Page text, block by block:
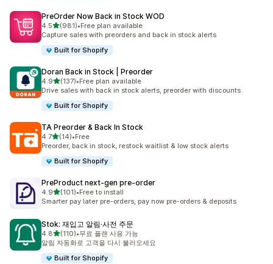
PreOrder Now Back in Stock WOD
4.5별 5개 중
(981)
총 리뷰 981개
•Free plan available
Capture sales with preorders and back in stock alerts
Built for Shopify
Doran Back in Stock | Preorder
4.9별 5개 중
(137)
총 리뷰 137개
•Free plan available
Drive sales with back in stock alerts, preorder with discounts
Built for Shopify
TA Preorder & Back In Stock
4.7별 5개 중
(14)
총 리뷰 14개
•Free
Preorder, back in stock, restock waitlist & low stock alerts
Built for Shopify
PreProduct next‑gen pre‑order
4.9별 5개 중
(101)
총 리뷰 101개
•Free to install
Smarter pay later pre-orders, pay now pre-orders & deposits
Stok: 재입고 알림·사전 주문
4.8별 5개 중
(110)
총 리뷰 110개
•무료 플랜 사용 가능
알림 자동화로 고객을 다시 불러오세요
Built for Shopify